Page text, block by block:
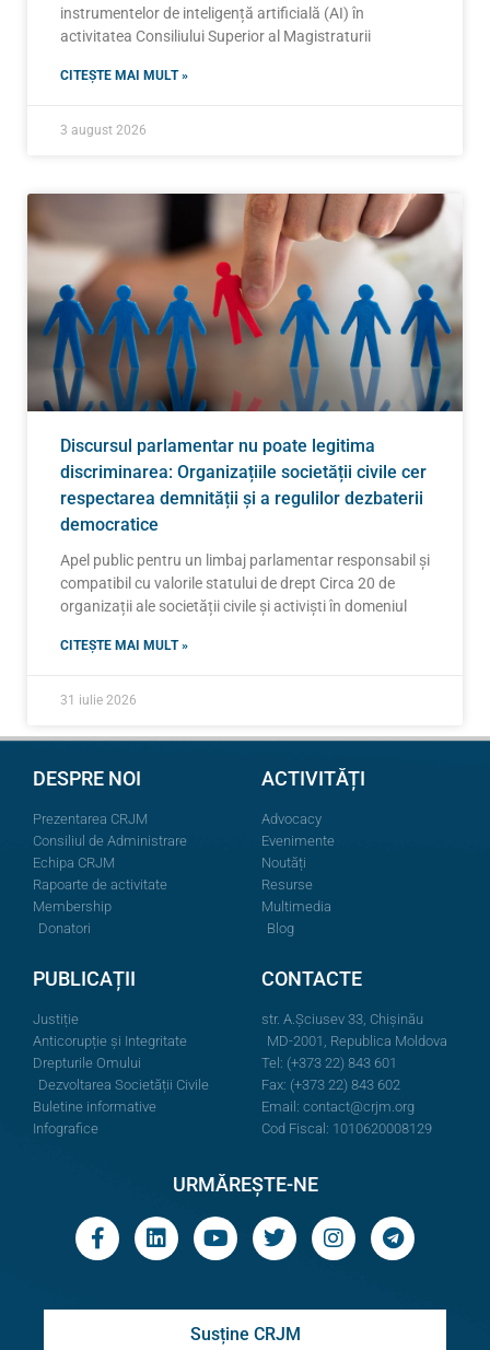
instrumentelor de inteligență artificială (AI) în
activitatea Consiliului Superior al Magistraturii
CITEȘTE MAI MULT »
3 august 2026
Discursul parlamentar nu poate legitima
discriminarea: Organizațiile societății civile cer
respectarea demnității și a regulilor dezbaterii
democratice
Apel public pentru un limbaj parlamentar responsabil și
compatibil cu valorile statului de drept Circa 20 de
organizații ale societății civile și activiști în domeniul
CITEȘTE MAI MULT »
31 iulie 2026
DESPRE NOI
Prezentarea CRJM
Consiliul de Administrare
Echipa CRJM
Rapoarte de activitate
Membership
Donatori
ACTIVITĂȚI
Advocacy
Evenimente
Noutăți
Resurse
Multimedia
Blog
PUBLICAȚII
Justiție
Anticorupție și Integritate
Drepturile Omului
Dezvoltarea Societății Civile
Buletine informative
Infografice
CONTACTE
str. A.Şciusev 33, Chișinău
MD-2001, Republica Moldova
Tel: (+373 22) 843 601
Fax: (+373 22) 843 602
Email: contact@crjm.org
Cod Fiscal: 1010620008129
URMĂREȘTE-NE
Susține CRJM